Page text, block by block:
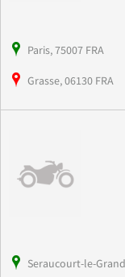
Paris, 75007 FRA
Grasse, 06130 FRA
Seraucourt-le-